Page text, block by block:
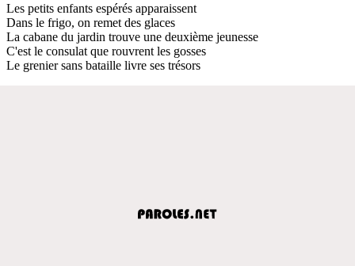
Les petits enfants espérés apparaissent
Dans le frigo, on remet des glaces
La cabane du jardin trouve une deuxième jeunesse
C'est le consulat que rouvrent les gosses
Le grenier sans bataille livre ses trésors